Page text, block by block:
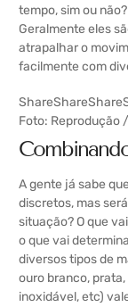
tempo, sim ou
Geralmente eles
atrapalhar o
facilmente com
ShareShareShare
Foto: Reprodução /
A gente já sabe
discretos, mas
situação? O que
o que vai
diversos tipos de
ouro branco,
inoxidável, etc)